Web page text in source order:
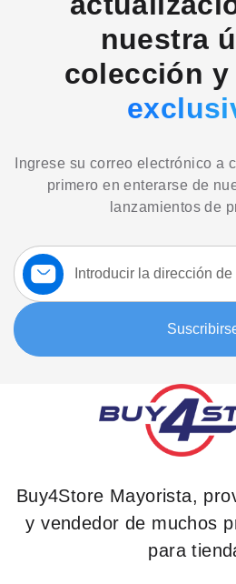
nuestra
colección y
Ingrese su correo electrónico a
primero en enterarse de
lanzamientos de
Suscríbase
a
nuestro
boletín:
Buy4Store Mayorista,
y vendedor de muchos
para